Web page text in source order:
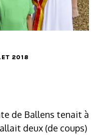
2018
de Ballens tenait à
deux (de coups)